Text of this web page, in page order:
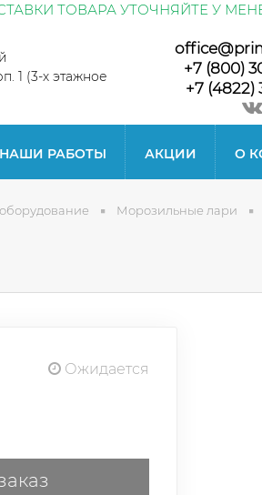
ТОВАРА УТОЧНЯЙТЕ У
1 (3-х этажное
+7 (800)
+7 (4822)
НАШИ РАБОТЫ АКЦИИ О
Морозильные лари
Ожидается